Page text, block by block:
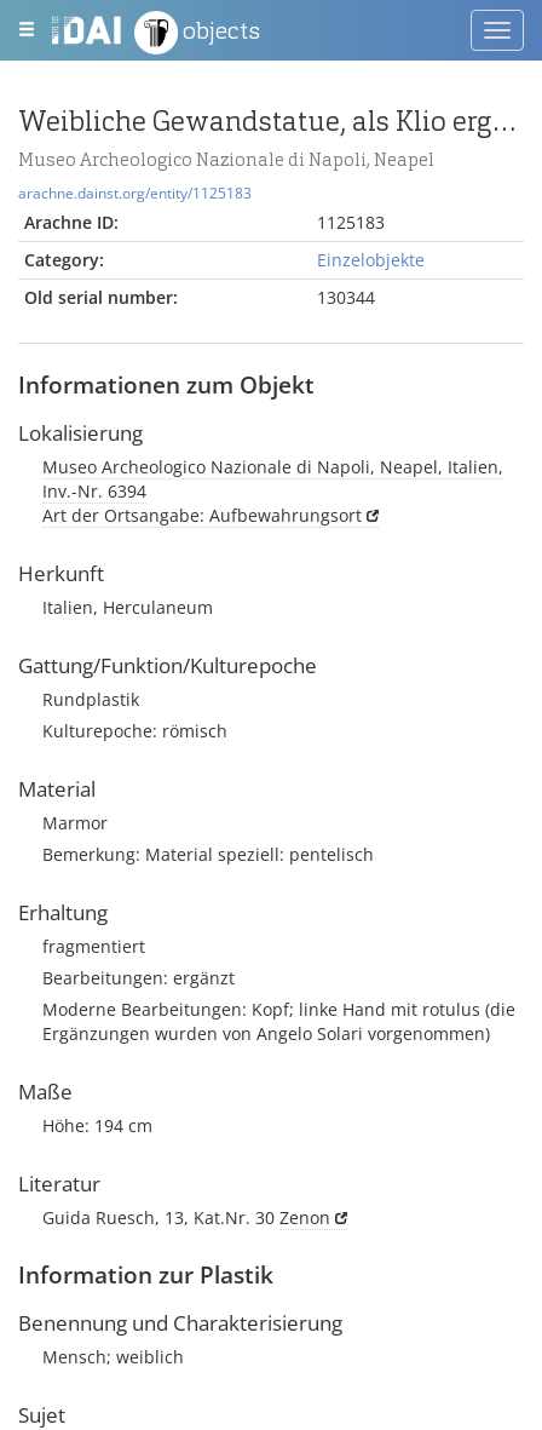
objects
Weibliche Gewandstatue, als Klio ergänzt
Museo Archeologico Nazionale di Napoli, Neapel
arachne.dainst.org/entity/1125183
Arachne ID:
1125183
Category:
Einzelobjekte
Old serial number:
130344
Informationen zum Objekt
Lokalisierung
Museo Archeologico Nazionale di Napoli, Neapel, Italien,
Inv.-Nr. 6394
Art der Ortsangabe: Aufbewahrungsort
Herkunft
Italien, Herculaneum
Gattung/Funktion/Kulturepoche
Rundplastik
Kulturepoche: römisch
Material
Marmor
Bemerkung: Material speziell: pentelisch
Erhaltung
fragmentiert
Bearbeitungen: ergänzt
Moderne Bearbeitungen: Kopf; linke Hand mit rotulus (die
Ergänzungen wurden von Angelo Solari vorgenommen)
Maße
Höhe: 194 cm
Literatur
Guida Ruesch, 13, Kat.Nr. 30 Zenon
Information zur Plastik
Benennung und Charakterisierung
Mensch; weiblich
Sujet